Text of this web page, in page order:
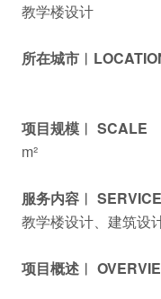
教学楼设计
所在城市
项目规模︱ SCALE
m²
服务内容︱ SERVICE
教学楼设计、建筑设
项目概述︱